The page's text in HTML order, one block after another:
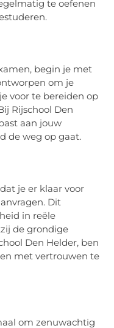
te oefenen
begin je met
om je
voor te bereiden op
Rijschool Den
aan jouw
de weg op gaat.
je er klaar voor
Dit
in reële
de grondige
Den Helder, ben
met vertrouwen te
om zenuwachtig